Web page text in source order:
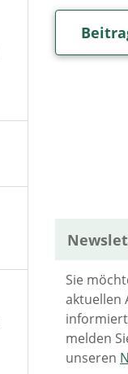
Sie
aktuellen
melden
unseren